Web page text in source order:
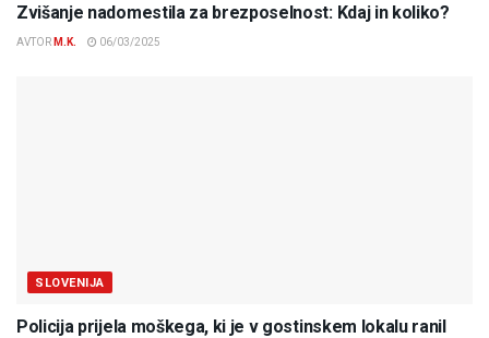
Zvišanje nadomestila za brezposelnost: Kdaj in koliko?
AVTOR M.K. 06/03/2025
SLOVENIJA
Policija prijela moškega, ki je v gostinskem lokalu ranil